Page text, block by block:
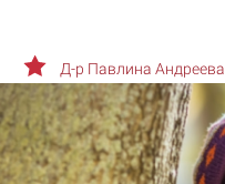
Д-р Павлина Андреева